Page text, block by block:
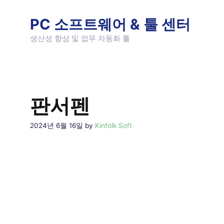
PC 소프트웨어 & 툴 센터
생산성 향상 및 업무 자동화 툴
판서펜
2024년 6월 16일 by Kinfolk Soft